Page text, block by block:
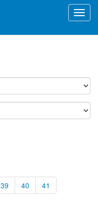
39 40 41